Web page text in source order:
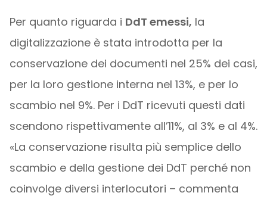
Per quanto riguarda i DdT emessi, la
digitalizzazione è stata introdotta per la
conservazione dei documenti nel 25% dei casi,
per la loro gestione interna nel 13%, e per lo
scambio nel 9%. Per i DdT ricevuti questi dati
scendono rispettivamente all’11%, al 3% e al 4%.
«La conservazione risulta più semplice dello
scambio e della gestione dei DdT perché non
coinvolge diversi interlocutori – commenta